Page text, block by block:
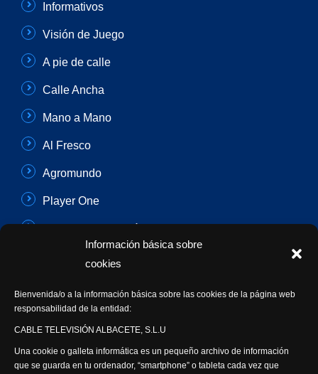
Información básica sobre
cookies
Bienvenida/o a la información básica sobre las cookies de la página web
responsabilidad de la entidad:
CABLE TELEVISIÓN ALBACETE, S.L.U
Una cookie o galleta informática es un pequeño archivo de información
que se guarda en tu ordenador, “smartphone” o tableta cada vez que
Informativos
Visión de Juego
A pie de calle
Calle Ancha
Mano a Mano
Al Fresco
Agromundo
Player One
Síguenos